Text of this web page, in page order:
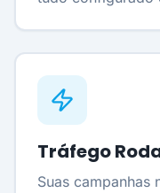
Tráfego
Suas campanhas